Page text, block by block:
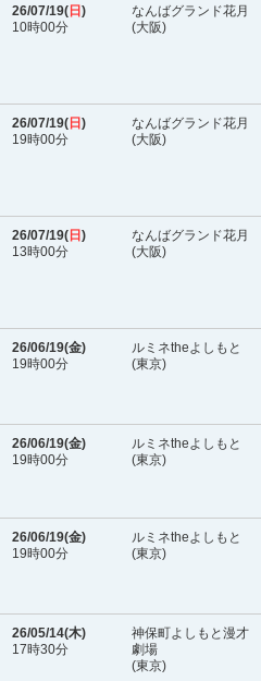
26/07/19( 日 )
10時00分
なんばグランド花月
(大阪)
26/07/19( 日 )
19時00分
なんばグランド花月
(大阪)
26/07/19( 日 )
13時00分
なんばグランド花月
(大阪)
26/06/19(金)
19時00分
ルミネtheよしもと
(東京)
26/06/19(金)
19時00分
ルミネtheよしもと
(東京)
26/06/19(金)
19時00分
ルミネtheよしもと
(東京)
26/05/14(木)
17時30分
神保町よしもと漫才
劇場
(東京)